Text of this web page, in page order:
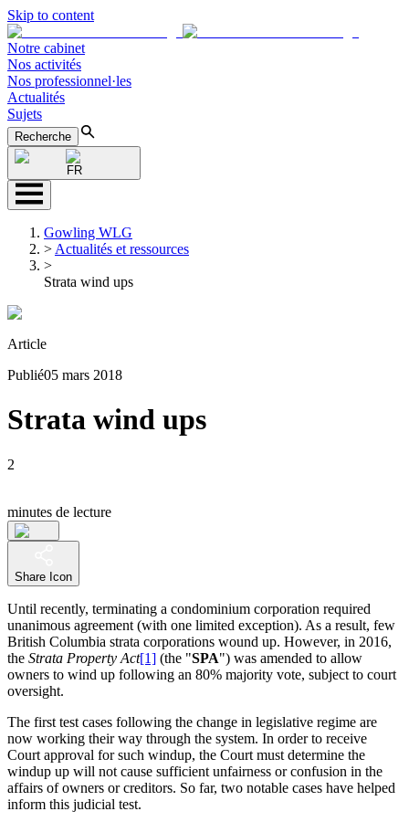
Skip to content
Notre cabinet
Nos activités
Nos professionnel·les
Actualités
Sujets
Recherche
FR
Gowling WLG
> Actualités et ressources
>
Strata wind ups
Article
Publié05 mars 2018
Strata wind ups
2
minutes de lecture
Share Icon
Until recently, terminating a condominium corporation required
unanimous agreement (with one limited exception). As a result, few
British Columbia strata corporations wound up. However, in 2016,
the Strata Property Act[1] (the "SPA") was amended to allow
owners to wind up following an 80% majority vote, subject to court
oversight.
The first test cases following the change in legislative regime are
now working their way through the system. In order to receive
Court approval for such windup, the Court must determine the
windup up will not cause sufficient unfairness or confusion in the
affairs of owners or creditors. So far, two notable cases have helped
inform this judicial test.